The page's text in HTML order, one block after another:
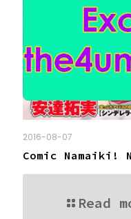
2016-08-07
Comic Namaiki!
Read